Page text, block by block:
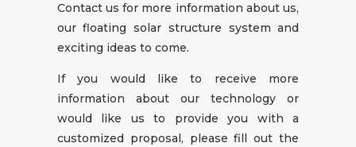
Contact us for more information about us,
our floating solar structure system and
exciting ideas to come.
If you would like to receive more
information about our technology or
would like us to provide you with a
customized proposal, please fill out the